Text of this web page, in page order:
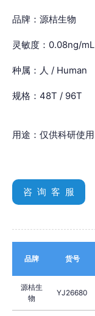
品牌：源桔生物
灵敏度：0.08ng/mL
种属：人 / Human
规格：48T / 96T
用途：仅供科研使用
咨 询 客 服
品牌 货号
源桔生
物
YJ26680